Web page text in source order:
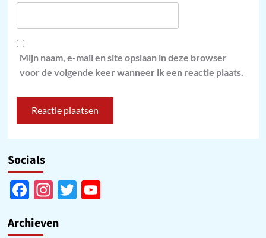
Mijn naam, e-mail en site opslaan in deze browser
voor de volgende keer wanneer ik een reactie plaats.
Socials
Facebook
Instagram
Twitter
YouTube
Archieven